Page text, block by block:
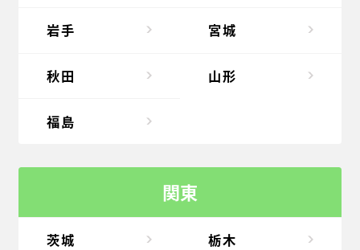
岩手 宮城
秋田 山形
福島
関東
茨城 栃木